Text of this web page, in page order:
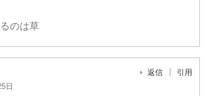
のは草
日
返信 引用